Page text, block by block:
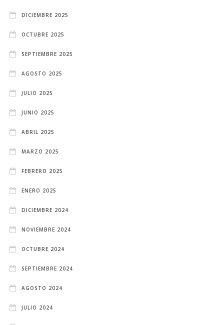
DICIEMBRE 2025
OCTUBRE 2025
SEPTIEMBRE 2025
AGOSTO 2025
JULIO 2025
JUNIO 2025
ABRIL 2025
MARZO 2025
FEBRERO 2025
ENERO 2025
DICIEMBRE 2024
NOVIEMBRE 2024
OCTUBRE 2024
SEPTIEMBRE 2024
AGOSTO 2024
JULIO 2024